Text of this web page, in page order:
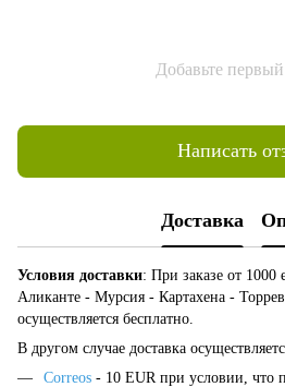
Добавьте
Написать
Доставка
Условия доставки: При заказе от 1000
Аликанте - Мурсия - Картахена -
осуществляется бесплатно.
В другом случае доставка
Correos - 10 EUR при условии, что